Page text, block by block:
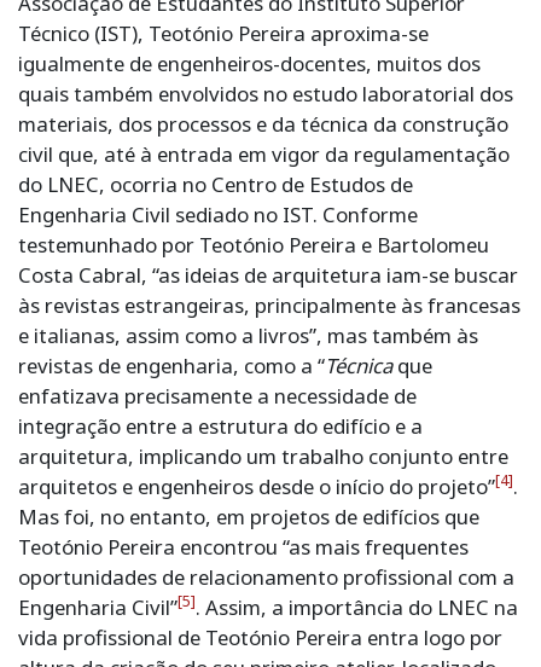
Técnico (IST), Teotónio Pereira aproxima-se
igualmente de engenheiros-docentes, muitos dos
quais também envolvidos no estudo laboratorial dos
materiais, dos processos e da técnica da construção
civil que, até à entrada em vigor da regulamentação
do LNEC, ocorria no Centro de Estudos de
Engenharia Civil sediado no IST. Conforme
testemunhado por Teotónio Pereira e Bartolomeu
Costa Cabral, “as ideias de arquitetura iam-se buscar
às revistas estrangeiras, principalmente às francesas
e italianas, assim como a livros”, mas também às
revistas de engenharia, como a “Técnicaque
enfatizava precisamente a necessidade de
integração entre a estrutura do edifício e a
arquitetura, implicando um trabalho conjunto entre
arquitetos e engenheiros desde o início do projeto”[4].
Mas foi, no entanto, em projetos de edifícios que
Teotónio Pereira encontrou “as mais frequentes
oportunidades de relacionamento profissional com a
Engenharia Civil”[5]. Assim, a importância do LNEC na
vida profissional de Teotónio Pereira entra logo por